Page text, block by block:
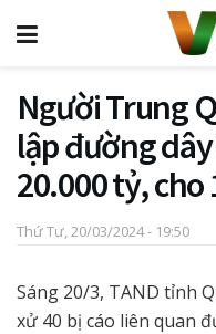
Người Trung
lập đường
20.000 tỷ,
Thứ Tư, 20/03/2024 - 19:50
Sáng 20/3, TAND tỉnh
xử 40 bị cáo liên quan